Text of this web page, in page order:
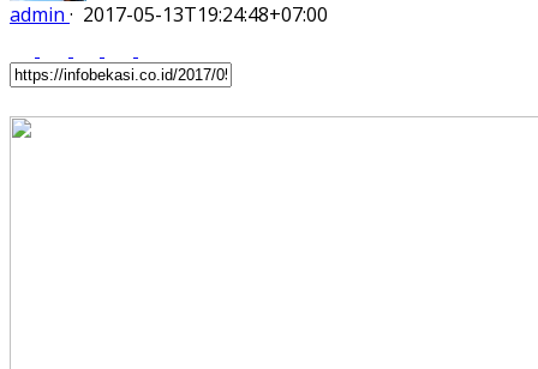
admin · 2017-05-13T19:24:48+07:00